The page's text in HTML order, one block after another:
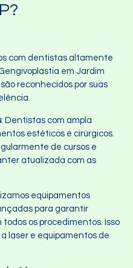
com dentistas altamente
em Jardim
reconhecidos por suas
: Dentistas com ampla
estéticos e cirúrgicos.
de cursos e
atualizada com as
equipamentos
para garantir
os procedimentos. Isso
laser e equipamentos de